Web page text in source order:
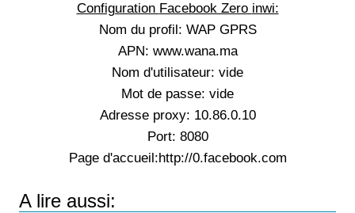
Configuration Facebook Zero inwi:
Nom du profil: WAP GPRS
APN: www.wana.ma
Nom d'utilisateur: vide
Mot de passe: vide
Adresse proxy: 10.86.0.10
Port: 8080
Page d'accueil:http://0.facebook.com
A lire aussi: